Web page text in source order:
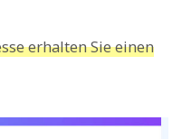
erhalten Sie einen